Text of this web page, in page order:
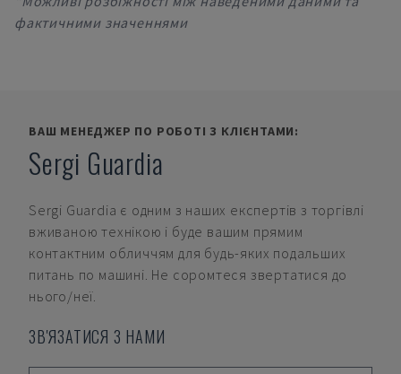
фактичними значеннями
ВАШ МЕНЕДЖЕР ПО РОБОТІ З КЛІЄНТАМИ:
Sergi Guardia
Sergi Guardia є одним з наших експертів з торгівлі
вживаною технікою і буде вашим прямим
контактним обличчям для будь-яких подальших
питань по машині. Не соромтеся звертатися до
нього/неї.
ЗВ'ЯЗАТИСЯ З НАМИ